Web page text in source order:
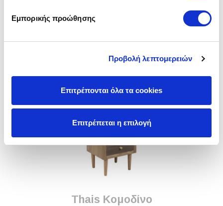
Εμπορικής προώθησης
Προβολή λεπτομερειών
Επιτρέπονται όλα τα cookies
Επιτρέπεται η επιλογή
Rubik Συρταριέρα
219,00 €
Thais Κομοδίνο